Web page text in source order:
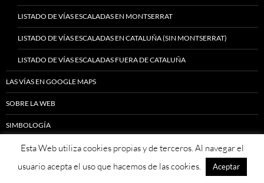
LISTADO DE VÍAS ESCALADAS EN MONTSERRAT
LISTADO DE VÍAS ESCALADAS EN CATALUÑA (SIN MONTSERRAT)
LISTADO DE VÍAS ESCALADAS FUERA DE CATALUÑA
LAS VÍAS EN GOOGLE MAPS
SOBRE LA WEB
SIMBOLOGÍA
INFORMACIÓN SOBRE VIAJES
Esta Web utiliza cookies propias y de terceros. Al navegar el
usuario acepta el uso que hacemos de las cookies.
Aceptar